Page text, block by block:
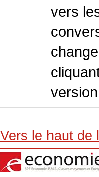
vers
Vers le haut de